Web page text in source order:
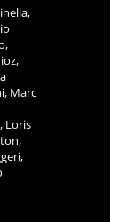
Marc
Loris